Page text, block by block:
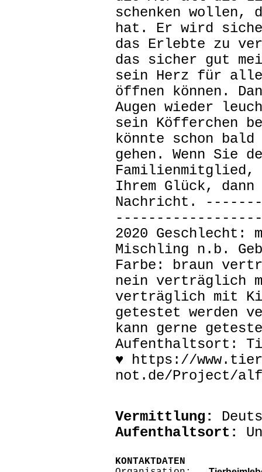
schenken
hat. Er wird
das Erlebte zu
das sicher gut
sein Herz für
öffnen können.
Augen wieder
sein Köfferchen
könnte schon
gehen. Wenn Sie
Familienmitglied,
Ihrem Glück,
Nachricht.
2020 Geschlecht:
Mischling n.b.
Farbe: braun
nein verträglich
verträglich mit
getestet werden
kann gerne
Aufenthaltsort:
♥ https://
not.de/Project/
Vermittlung:
Aufenthaltsort:
KONTAKTDATEN